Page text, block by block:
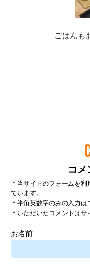
コメ
＊当サイトのフォームを
ています。
＊半角英数字のみの入力は
＊いただいたコメントはサ
お名前